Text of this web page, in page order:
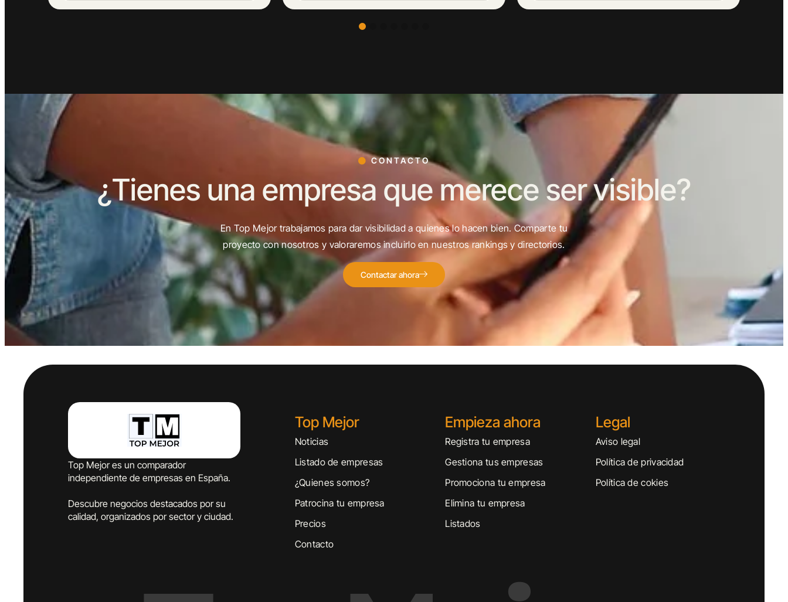
CONTACTO
¿Tienes una empresa que merece ser visible?
En Top Mejor trabajamos para dar visibilidad a quienes lo hacen bien. Comparte tu
proyecto con nosotros y valoraremos incluirlo en nuestros rankings y directorios.
Contactar ahora
Top Mejor es un comparador
independiente de empresas en España.
Descubre negocios destacados por su
calidad, organizados por sector y ciudad.
Top Mejor
Noticias
Listado de empresas
¿Quienes somos?
Patrocina tu empresa
Precios
Contacto
Empieza ahora
Registra tu empresa
Gestiona tus empresas
Promociona tu empresa
Elimina tu empresa
Listados
Legal
Aviso legal
Política de privacidad
Política de cokies